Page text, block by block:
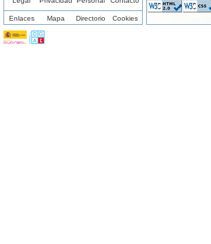
Enlaces Mapa Directorio Cookies